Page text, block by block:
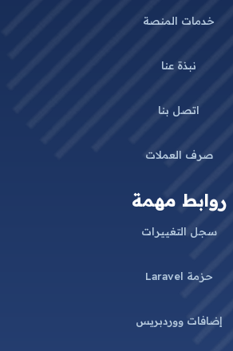
خدمات المنصة
نبذة عنا
اتصل بنا
صرف العملات
روابط مهمة
سجل التغييرات
حزمة Laravel
إضافات ووردبريس